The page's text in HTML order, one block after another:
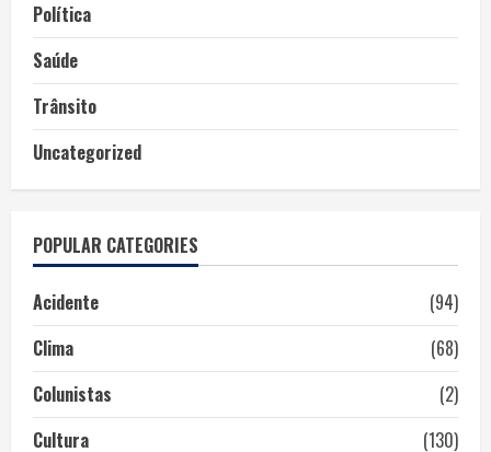
Política
Saúde
Trânsito
Uncategorized
POPULAR CATEGORIES
Acidente
(94)
Clima
(68)
Colunistas
(2)
Cultura
(130)